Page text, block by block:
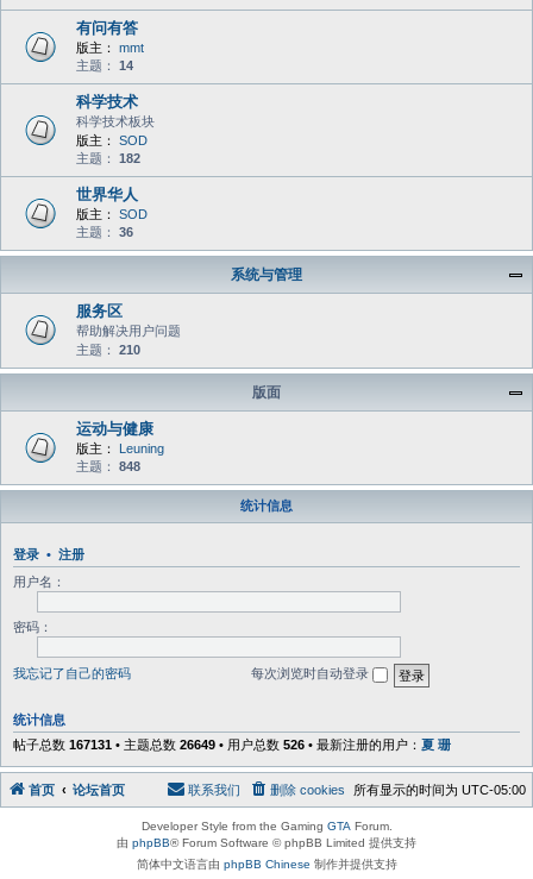
有问有答
版主：
mmt
主题： 14
科学技术
科学技术板块
版主：
SOD
主题： 182
世界华人
版主：
SOD
主题： 36
系统与管理
服务区
帮助解决用户问题
主题： 210
版面
运动与健康
版主：
Leuning
主题： 848
统计信息
登录 • 注册
用户名：
密码：
我忘记了自己的密码 每次浏览时自动登录
统计信息
帖子总数 167131 • 主题总数 26649 • 用户总数 526 • 最新注册的用户： 夏 珊
首页 论坛首页 所有显示的时间为 UTC-05:00
删除 cookies
联系我们
Developer Style from the Gaming GTA Forum.
由 phpBB® Forum Software © phpBB Limited 提供支持
简体中文语言由 phpBB Chinese 制作并提供支持